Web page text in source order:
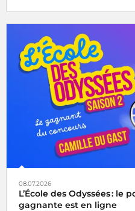
08.07.2026
L’École des Odyssées : le
gagnante est en ligne